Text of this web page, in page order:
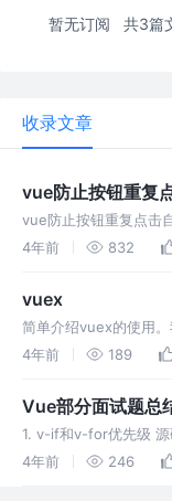
暂无订阅 共3篇
收录文章
vue防止按钮重复
vue防止按钮重复点击
件 在main.js下全局引
4年前 832
vuex
简单介绍vuex的使用
值，值一旦被修改，所
4年前 189
Vue部分面试题总
1. v-if和v-for优先级
级高于v-if 如果同时出
4年前 246